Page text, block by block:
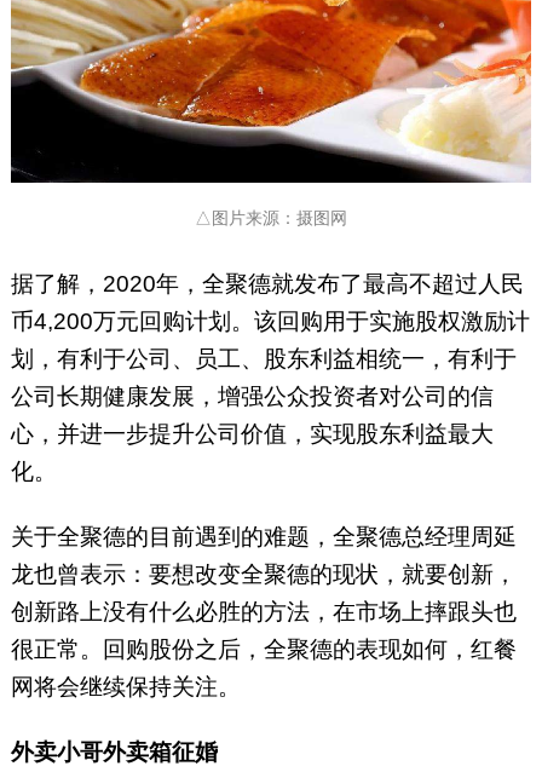
△图片来源：摄图网
据了解，2020年，全聚德就发布了最高不超过人民
币4,200万元回购计划。该回购用于实施股权激励计
划，有利于公司、员工、股东利益相统一，有利于
公司长期健康发展，增强公众投资者对公司的信
心，并进一步提升公司价值，实现股东利益最大
化。
关于全聚德的目前遇到的难题，全聚德总经理周延
龙也曾表示：要想改变全聚德的现状，就要创新，
创新路上没有什么必胜的方法，在市场上摔跟头也
很正常。回购股份之后，全聚德的表现如何，红餐
网将会继续保持关注。
外卖小哥外卖箱征婚